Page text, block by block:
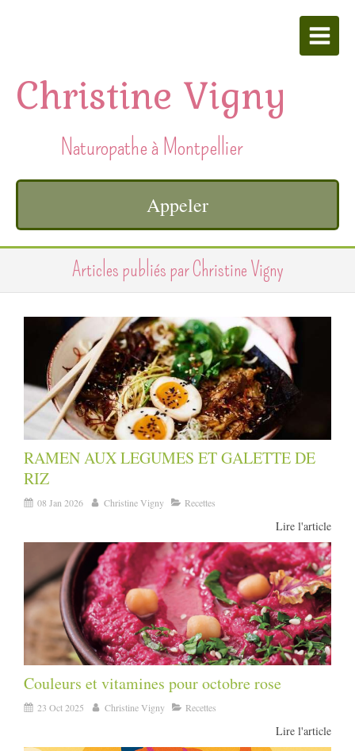
Christine Vigny
Naturopathe à Montpellier
Appeler
Articles publiés par Christine Vigny
RAMEN AUX LEGUMES ET GALETTE DE
RIZ
08 Jan 2026 Christine Vigny Recettes
Lire l'article
Couleurs et vitamines pour octobre rose
23 Oct 2025 Christine Vigny Recettes
Lire l'article